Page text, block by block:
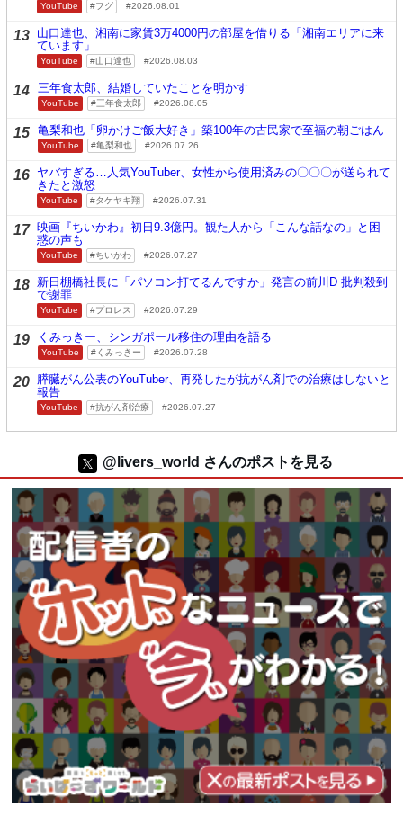
YouTube フグ 2026.08.01
13 山口達也、湘南に家賃3万4000円の部屋を借りる「湘南エリアに来
ています」
YouTube 山口達也 2026.08.03
14 三年食太郎、結婚していたことを明かす
YouTube 三年食太郎 2026.08.05
15 亀梨和也「卵かけご飯大好き」築100年の古民家で至福の朝ごはん
YouTube 亀梨和也 2026.07.26
16 ヤバすぎる…人気YouTuber、女性から使用済みの〇〇〇が送られて
きたと激怒
YouTube タケヤキ翔 2026.07.31
17 映画『ちいかわ』初日9.3億円。観た人から「こんな話なの」と困
惑の声も
YouTube ちいかわ 2026.07.27
18 新日棚橋社長に「パソコン打てるんですか」発言の前川D 批判殺到
で謝罪
YouTube プロレス 2026.07.29
19 くみっきー、シンガポール移住の理由を語る
YouTube くみっきー 2026.07.28
20 膵臓がん公表のYouTuber、再発したが抗がん剤での治療はしないと
報告
YouTube 抗がん剤治療 2026.07.27
@livers_world さんのポストを見る